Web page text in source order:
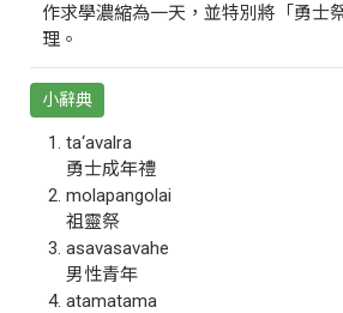
作求學濃縮為一天，並特別將「勇士
理。
小辭典
ta‘avalra
勇士成年禮
molapangolai
祖靈祭
asavasavahe
男性青年
atamatama